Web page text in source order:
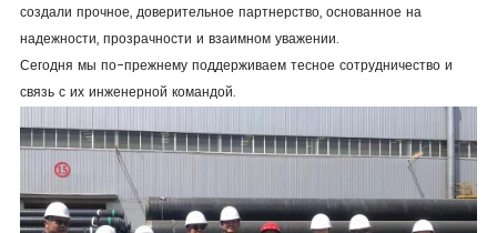
создали прочное, доверительное партнерство, основанное на
надежности, прозрачности и взаимном уважении.
Сегодня мы по-прежнему поддерживаем тесное сотрудничество и
связь с их инженерной командой.